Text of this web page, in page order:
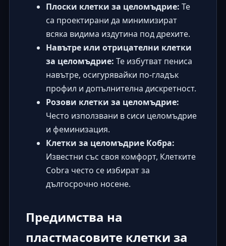
Плоски клетки за целомъдрие: Те
са проектирани да минимизират
всяка видима издутина под дрехите.
Навътре или отрицателни клетки
за целомъдрие: Те избутват пениса
навътре, осигурявайки по-гладък
профил и допълнителна дискретност.
Розови клетки за целомъдрие:
Често използвани в сиси целомъдрие
и феминизация.
Клетки за целомъдрие Кобра:
Известни със своя комфорт, Клетките
Cobra често се избират за
дългосрочно носене.
Предимства на
пластмасовите клетки за